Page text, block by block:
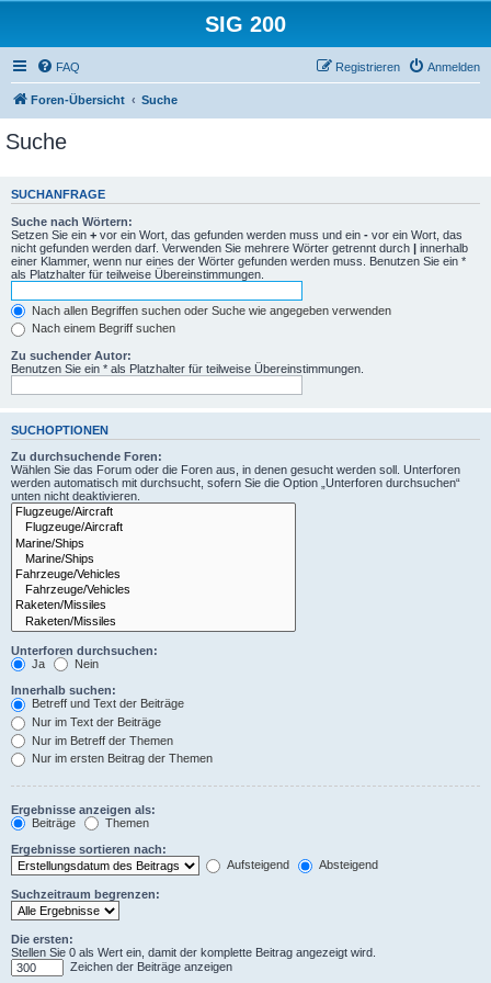
SIG 200
FAQ Anmelden
Registrieren
Foren-Übersicht Suche
Suche
SUCHANFRAGE
Suche nach Wörtern:
Setzen Sie ein + vor ein Wort, das gefunden werden muss und ein - vor ein Wort, das
nicht gefunden werden darf. Verwenden Sie mehrere Wörter getrennt durch | innerhalb
einer Klammer, wenn nur eines der Wörter gefunden werden muss. Benutzen Sie ein *
als Platzhalter für teilweise Übereinstimmungen.
Nach allen Begriffen suchen oder Suche wie angegeben verwenden
Nach einem Begriff suchen
Zu suchender Autor:
Benutzen Sie ein * als Platzhalter für teilweise Übereinstimmungen.
SUCHOPTIONEN
Zu durchsuchende Foren:
Wählen Sie das Forum oder die Foren aus, in denen gesucht werden soll. Unterforen
werden automatisch mit durchsucht, sofern Sie die Option „Unterforen durchsuchen“
unten nicht deaktivieren.
Unterforen durchsuchen:
Ja
Nein
Innerhalb suchen:
Betreff und Text der Beiträge
Nur im Text der Beiträge
Nur im Betreff der Themen
Nur im ersten Beitrag der Themen
Ergebnisse anzeigen als:
Beiträge
Themen
Ergebnisse sortieren nach:
Aufsteigend
Absteigend
Suchzeitraum begrenzen:
Die ersten:
Stellen Sie 0 als Wert ein, damit der komplette Beitrag angezeigt wird.
Zeichen der Beiträge anzeigen